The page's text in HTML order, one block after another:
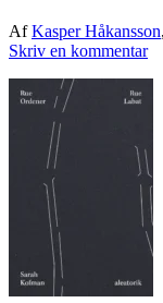
AfKasper Håkansson,
Skriv en kommentar